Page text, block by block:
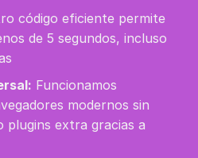
código eficiente permite
de 5 segundos, incluso
Funcionamos
modernos sin
plugins extra gracias a